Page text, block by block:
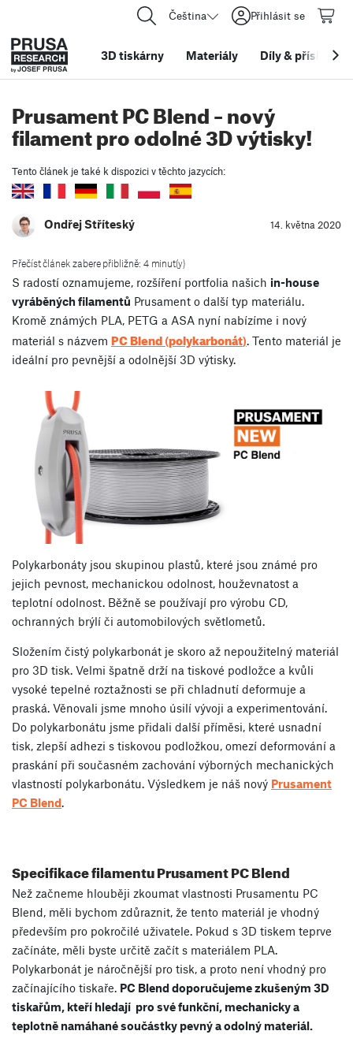
Čeština Přihlásit se
3D tiskárny Materiály Díly&
Prusament PC Blend – nový
filament pro odolné 3D výtisky!
Tento článek je také k dispozici v těchto jazycích:
Ondřej Stříteský 14. května 2020
Přečíst článek zabere přibližně: 4 minut(y)
S radostí oznamujeme, rozšíření portfolia našich in-house
vyráběných filamentů Prusament o další typ materiálu.
Kromě známých PLA, PETG a ASA nyní nabízíme i nový
materiál s názvem PC Blend (polykarbonát). Tento materiál je
ideální pro pevnější a odolnější 3D výtisky.
Polykarbonáty jsou skupinou plastů, které jsou známé pro
jejich pevnost, mechanickou odolnost, houževnatost a
teplotní odolnost. Běžně se používají pro výrobu CD,
ochranných brýlí či automobilových světlometů.
Složením čistý polykarbonát je skoro až nepoužitelný materiál
pro 3D tisk. Velmi špatně drží na tiskové podložce a kvůli
vysoké tepelné roztažnosti se při chladnutí deformuje a
praská. Věnovali jsme mnoho úsilí vývoji a experimentování.
Do polykarbonátu jsme přidali další příměsi, které usnadní
tisk, zlepší adhezi s tiskovou podložkou, omezí deformování a
praskání při současném zachování výborných mechanických
vlastností polykarbonátu. Výsledkem je náš nový Prusament
PC Blend.
Specifikace filamentu Prusament PC Blend
Než začneme hlouběji zkoumat vlastnosti Prusamentu PC
Blend, měli bychom zdůraznit, že tento materiál je vhodný
především pro pokročilé uživatele. Pokud s 3D tiskem teprve
začínáte, měli byste určitě začít s materiálem PLA.
Polykarbonát je náročnější pro tisk, a proto není vhodný pro
začínajícího tiskaře. PC Blend doporučujeme zkušeným 3D
tiskařům, kteří hledají pro své funkční, mechanicky a
teplotně namáhané součástky pevný a odolný materiál.